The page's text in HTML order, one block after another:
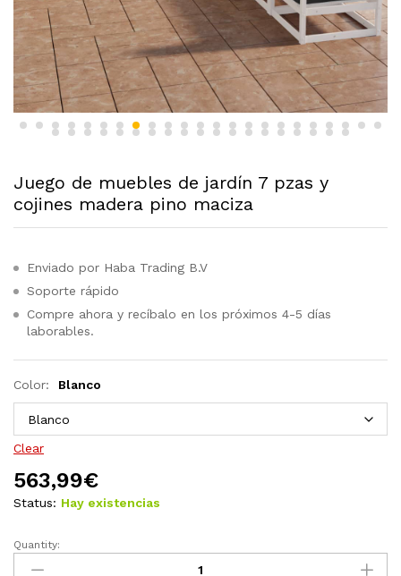
Juego de muebles de jardín 7 pzas y
cojines madera pino maciza
Enviado por Haba Trading B.V
Soporte rápido
Compre ahora y recíbalo en los próximos 4-5 días
laborables.
Color: Blanco
Clear
563,99€
Status: Hay existencias
Juego
Quantity: